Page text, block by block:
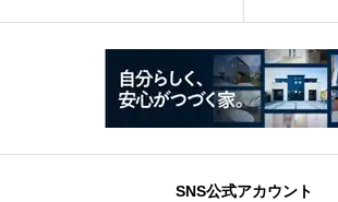
SNS公式アカウント